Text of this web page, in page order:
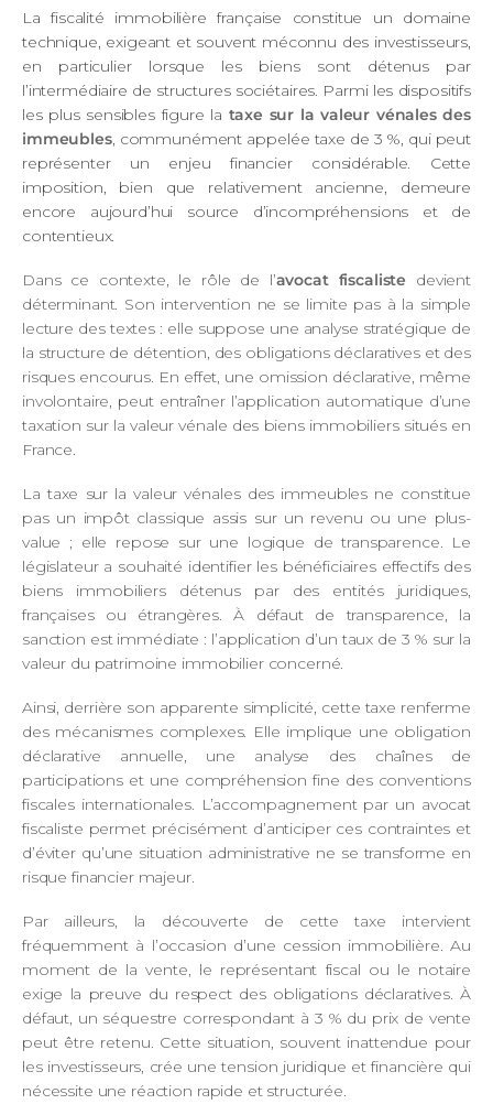
La fiscalité immobilière française constitue un domaine
technique, exigeant et souvent méconnu des investisseurs,
en particulier lorsque les biens sont détenus par
l’intermédiaire de structures sociétaires. Parmi les dispositifs
les plus sensibles figure la taxe sur la valeur vénales des
immeubles, communément appelée taxe de 3 %, qui peut
représenter un enjeu financier considérable. Cette
imposition, bien que relativement ancienne, demeure
encore aujourd’hui source d’incompréhensions et de
contentieux.
Dans ce contexte, le rôle de l’avocat fiscaliste devient
déterminant. Son intervention ne se limite pas à la simple
lecture des textes : elle suppose une analyse stratégique de
la structure de détention, des obligations déclaratives et des
risques encourus. En effet, une omission déclarative, même
involontaire, peut entraîner l’application automatique d’une
taxation sur la valeur vénale des biens immobiliers situés en
France.
La taxe sur la valeur vénales des immeubles ne constitue
pas un impôt classique assis sur un revenu ou une plus-
value ; elle repose sur une logique de transparence. Le
législateur a souhaité identifier les bénéficiaires effectifs des
biens immobiliers détenus par des entités juridiques,
françaises ou étrangères. À défaut de transparence, la
sanction est immédiate : l’application d’un taux de 3 % sur la
valeur du patrimoine immobilier concerné.
Ainsi, derrière son apparente simplicité, cette taxe renferme
des mécanismes complexes. Elle implique une obligation
déclarative annuelle, une analyse des chaînes de
participations et une compréhension fine des conventions
fiscales internationales. L’accompagnement par un avocat
fiscaliste permet précisément d’anticiper ces contraintes et
d’éviter qu’une situation administrative ne se transforme en
risque financier majeur.
Par ailleurs, la découverte de cette taxe intervient
fréquemment à l’occasion d’une cession immobilière. Au
moment de la vente, le représentant fiscal ou le notaire
exige la preuve du respect des obligations déclaratives. À
défaut, un séquestre correspondant à 3 % du prix de vente
peut être retenu. Cette situation, souvent inattendue pour
les investisseurs, crée une tension juridique et financière qui
nécessite une réaction rapide et structurée.